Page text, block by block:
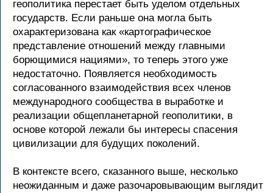
геополитика перестает быть уделом отдельных
государств. Если раньше она могла быть
охарактеризована как «картографическое
представление отношений между главными
борющимися нациями», то теперь этого уже
недостаточно. Появляется необходимость
согласованного взаимодействия всех членов
международного сообщества в выработке и
реализации общепланетарной геополитики, в
основе которой лежали бы интересы спасения
цивилизации для будущих поколений.
В контексте всего, сказанного выше, несколько
неожиданным и даже разочаровывающим выглядит